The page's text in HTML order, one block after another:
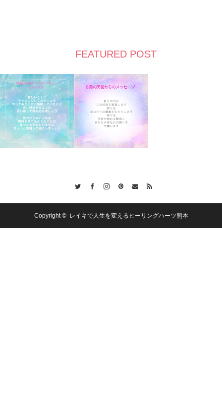
FEATURED POST
Copyright © レイキで人生を変えるヒーリングハーツ熊本